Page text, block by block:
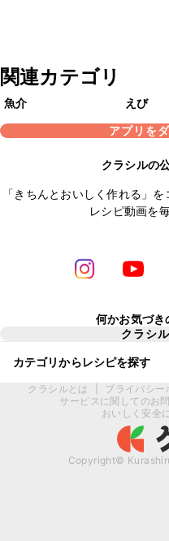
関連カテゴリ
魚介
えび
アプリを
クラシルの
「きちんとおいしく作れる」
レシピ動画を
何かお気づき
クラシ
カテゴリからレシピを探す
クラシルとは プライバシー
サービスに関してのお
おいしく安全
Copyright©